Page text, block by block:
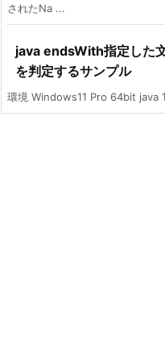
されたNa ...
java endsWith指定した
を判定するサンプル
環境 Windows11 Pro 64bit java